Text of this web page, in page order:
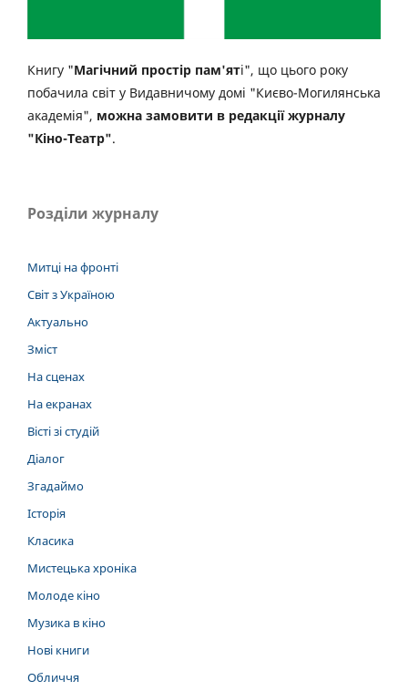
Книгу "Магічний простір пам'яті", що цього року
побачила світ у Видавничому домі "Києво-Могилянська
академія", можна замовити в редакції журналу
"Кіно-Театр".
Розділи журналу
Митці на фронті
Світ з Україною
Актуально
Зміст
На сценах
На екранах
Вісті зі студій
Діалог
Згадаймо
Історія
Класика
Мистецька хроніка
Молоде кіно
Музика в кіно
Нові книги
Обличчя